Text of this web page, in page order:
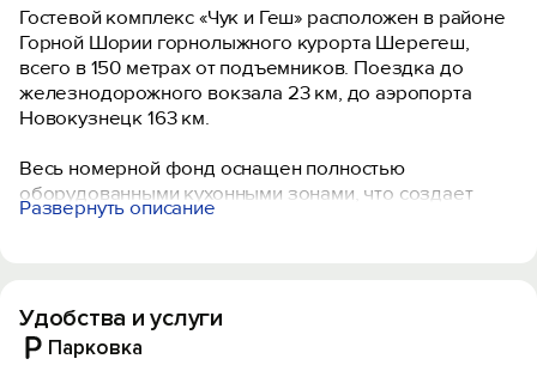
Гостевой комплекс «Чук и Геш» расположен в районе
Горной Шории горнолыжного курорта Шерегеш,
всего в 150 метрах от подъемников. Поездка до
железнодорожного вокзала 23 км, до аэропорта
Новокузнецк 163 км.
Весь номерной фонд оснащен полностью
оборудованными кухонными зонами, что создает
домашнюю атмосферу и уют. Все продумано до
На территории комплекса гости могут посетить баню,
купольную тёплую беседку. Самая большая тёплая
Развернуть описание
Удобства и услуги
Парковка